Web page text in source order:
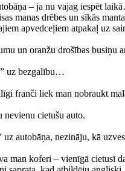
– ja nu vajag iespēt
manas drēbes un sīkās
apvedceļiem atpakaļ uz
un oranžu drošības
uz bezgalību…
franči liek man nobraukt
nevienu cietušu auto.
autobāņa, nezināju, kā
man koferi – vienīgā cietusī